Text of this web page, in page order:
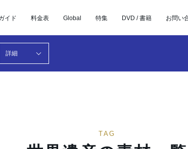
イド 料金表 Global 特集 DVD / 書籍 お問い
詳細
TAG